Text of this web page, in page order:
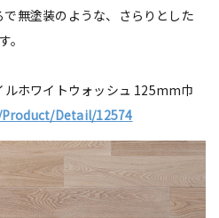
無塗装のような、さらりとした
。
ホワイトウォッシュ 125mm巾
Detail/12574